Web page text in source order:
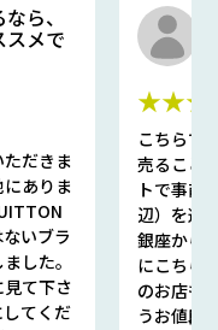
ら、
スメで
だきま
ありま
いブラ
した。
て下さ
てくだ
こちらで
売ること
トで事前
辺）を選
銀座から
にこちら
のお店も
うお値段